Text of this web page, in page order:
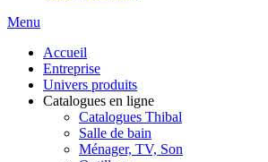
Menu
Accueil
Entreprise
Univers produits
Catalogues en ligne
Catalogues Thibal
Salle de bain
Ménager, TV, Son